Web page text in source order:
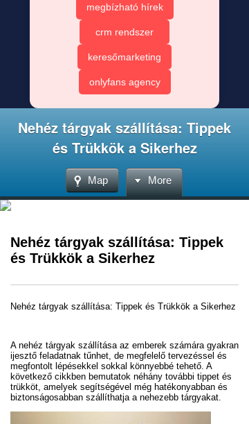
megbízható hírek
crm rendszer
keresőmarketing
onlyfans agency
Nehéz tárgyak szállítása: Tippek
és Trükkök a Sikerhez
Map More
Nehéz tárgyak szállítása: Tippek
és Trükkök a Sikerhez
Nehéz tárgyak szállítása: Tippek és Trükkök a Sikerhez
A nehéz tárgyak szállítása az emberek számára gyakran
ijesztő feladatnak tűnhet, de megfelelő tervezéssel és
megfontolt lépésekkel sokkal könnyebbé tehető. A
következő cikkben bemutatok néhány további tippet és
trükköt, amelyek segítségével még hatékonyabban és
biztonságosabban szállíthatja a nehezebb tárgyakat.